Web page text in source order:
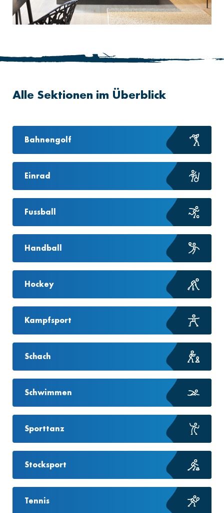
Alle Sektionen im Überblick
Bahnengolf
Einrad
Fussball
Handball
Hockey
Kampfsport
Schach
Schwimmen
Sporttanz
Stocksport
Tennis